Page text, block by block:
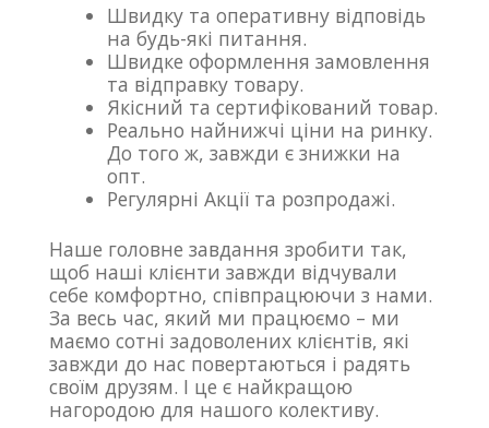
Швидку та оперативну відповідь
на будь-які питання.
Швидке оформлення замовлення
та відправку товару.
Якісний та сертифікований товар.
Реально найнижчі ціни на ринку.
До того ж, завжди є знижки на
опт.
Регулярні Акції та розпродажі.
Наше головне завдання зробити так,
щоб наші клієнти завжди відчували
себе комфортно, співпрацюючи з нами.
За весь час, який ми працюємо – ми
маємо сотні задоволених клієнтів, які
завжди до нас повертаються і радять
своїм друзям. І це є найкращою
нагородою для нашого колективу.